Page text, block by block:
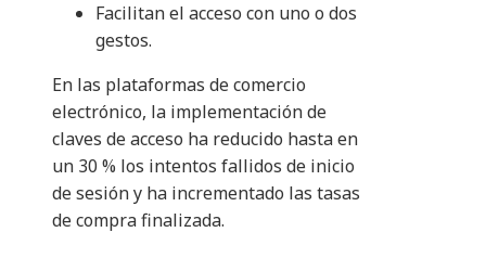
Facilitan el acceso con uno o dos
gestos.
En las plataformas de comercio
electrónico, la implementación de
claves de acceso ha reducido hasta en
un 30 % los intentos fallidos de inicio
de sesión y ha incrementado las tasas
de compra finalizada.